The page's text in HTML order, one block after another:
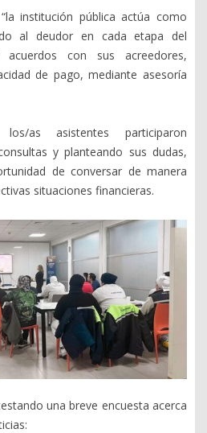
institución pública actúa como
al deudor en cada etapa del
con sus acreedores,
de pago, mediante asesoría
as asistentes participaron
y planteando sus dudas,
de conversar de manera
situaciones financieras.
una breve encuesta acerca